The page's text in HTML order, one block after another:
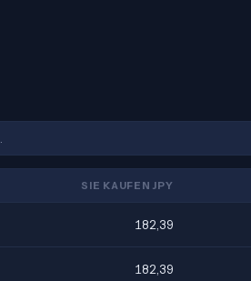
SIE KAUFEN JPY
182,39
182,39